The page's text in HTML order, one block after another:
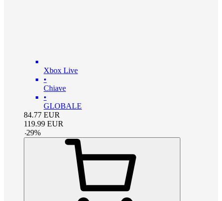
Xbox Live
•
Chiave
•
GLOBALE
84.77 EUR
119.99 EUR
-29%